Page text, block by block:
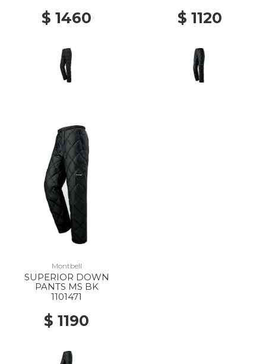
$ 1460 $ 1120
Montbell
SUPERIOR DOWN
PANTS MS BK
1101471
$ 1190